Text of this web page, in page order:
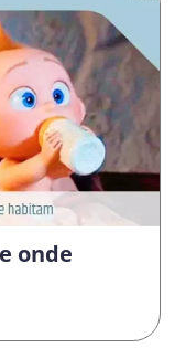
onde